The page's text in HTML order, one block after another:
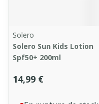
Solero
Solero Sun Kids Lotion
Spf50+ 200ml
14,99 €